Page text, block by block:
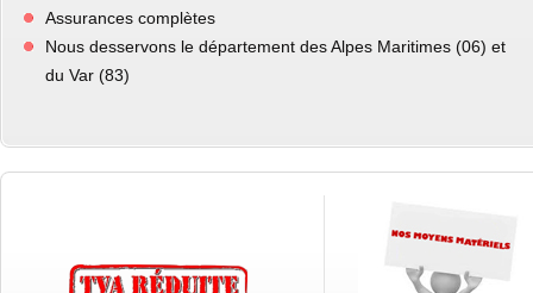
Assurances complètes
Nous desservons le département des Alpes Maritimes (06) et
du Var (83)